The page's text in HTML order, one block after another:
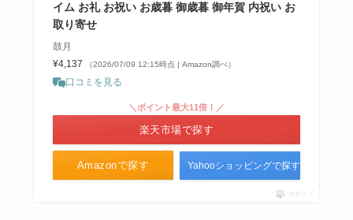
イム お礼 お祝い お歳暮 御歳暮 御年賀 内祝い お
取り寄せ
鼓月
¥4,137
（2026/07/09 12:15時点 | Amazon調べ）
口コミを見る
Amazonで探す
＼ポイント最大11倍！／
楽天市場で探す
Yahooショッピングで探す
ポチップ